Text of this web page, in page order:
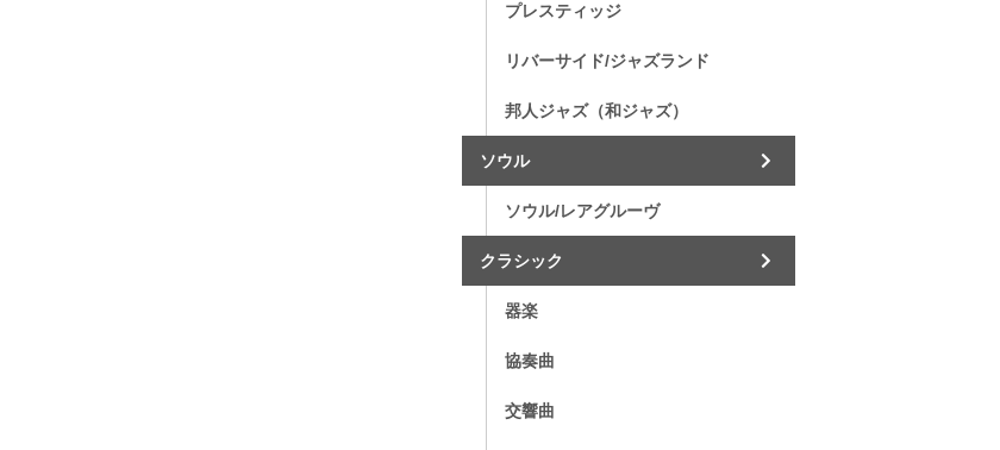
プレスティッジ
リバーサイド/ジャズランド
邦人ジャズ（和ジャズ）
ソウル
ソウル/レアグルーヴ
クラシック
器楽
協奏曲
交響曲